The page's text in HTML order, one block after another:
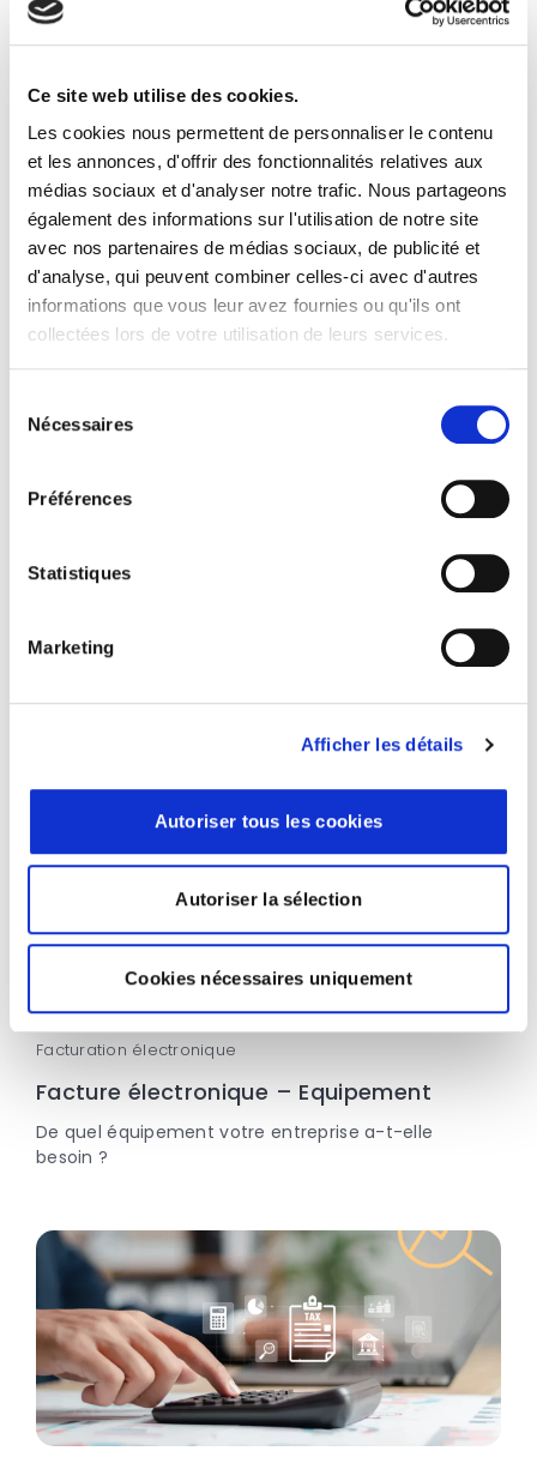
Ce site web utilise des cookies.
Les cookies nous permettent de personnaliser le contenu
et les annonces, d'offrir des fonctionnalités relatives aux
médias sociaux et d'analyser notre trafic. Nous partageons
également des informations sur l'utilisation de notre site
avec nos partenaires de médias sociaux, de publicité et
d'analyse, qui peuvent combiner celles-ci avec d'autres
informations que vous leur avez fournies ou qu'ils ont
collectées lors de votre utilisation de leurs services.
Nécessaires
Préférences
Statistiques
Marketing
Afficher les détails
Autoriser tous les cookies
Autoriser la sélection
Cookies nécessaires uniquement
Facturation électronique
Facture électronique – Annuaire
L’annuaire, votre outil clé pour préparer 2026
Facture électronique – Réception
Comment votre entreprise recevra ses factures à
Facturation électronique
Facture électronique – Equipement
De quel équipement votre entreprise a-t-elle
besoin ?